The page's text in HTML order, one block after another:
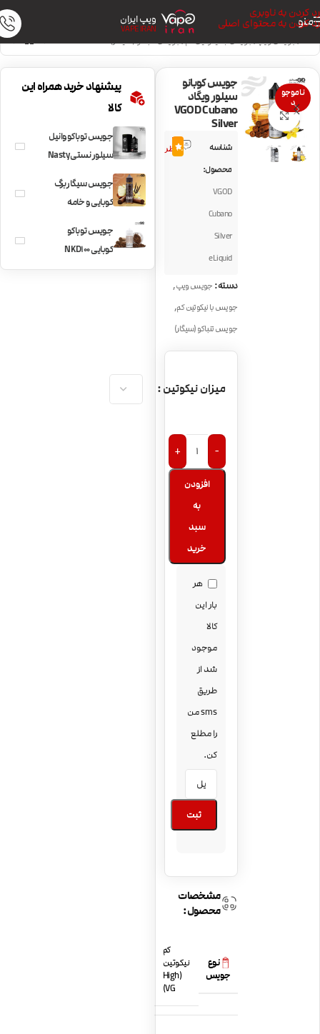
رد کردن به ناوبری
رد کردن به محتوای اصلی
منو ویپ ایران
VAPE IRAN
خانه/جویس ویپ/جویس با نیکوتین کم/جویس تنباکو (سیگار)
ناموجو
د
بزرگنمایی تصویر
جویس کوبانو
سیلور ویگاد
VGOD Cubano
Silver
شناسه
محصول:
VGOD
Cubano
Silver
eLiquid
4
نظر4.8
دسته: جویس ویپ,
جویس با نیکوتین کم,
جویس تنباکو (سیگار)
میزان نیکوتین
-
+
افزودن
به
سبد
خرید
هر
بار این
کالا
موجود
شد از
طریق
sms من
را مطلع
کن.
ثبت
مشخصات
محصول:
نوع
جویس
کم
نیکوتین
(High
VG)
پیشنهاد خرید همراه این
کالا
جویس توباکو وانیل
سیلور نستی Nasty
Tobacco Silver
جویس سیگار برگ
کوبایی و خامه
VGOD Cubano
جویس توباکو
کوبایی NKD100
Tobacco Cuban